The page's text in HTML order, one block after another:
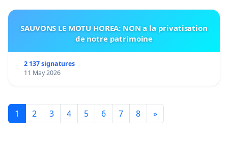
SAUVONS LE MOTU HOREA: NON a la privatisation
de notre patrimoine
2 137 signatures
11 May 2026
1 2 3 4 5 6 7 8 »